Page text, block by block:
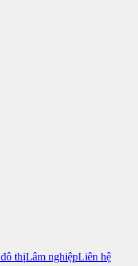
thịLâm nghiệpLiên hệ